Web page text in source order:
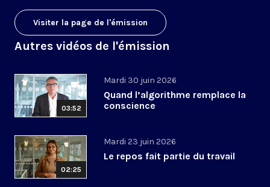
Visiter la page de l'émission
Autres vidéos de l'émission
03:52
Mardi 30 juin 2026
Quand l’algorithme remplace la
conscience
02:25
Mardi 23 juin 2026
Le repos fait partie du travail